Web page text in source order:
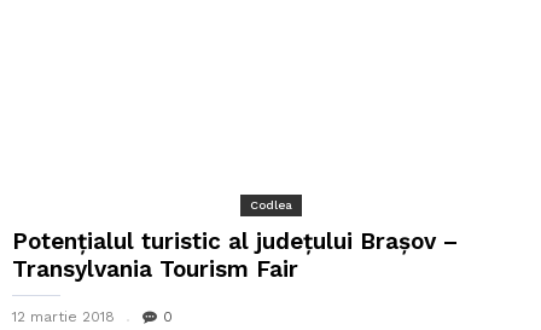
Codlea
Potențialul turistic al județului Brașov –
Transylvania Tourism Fair
12 martie 2018 0